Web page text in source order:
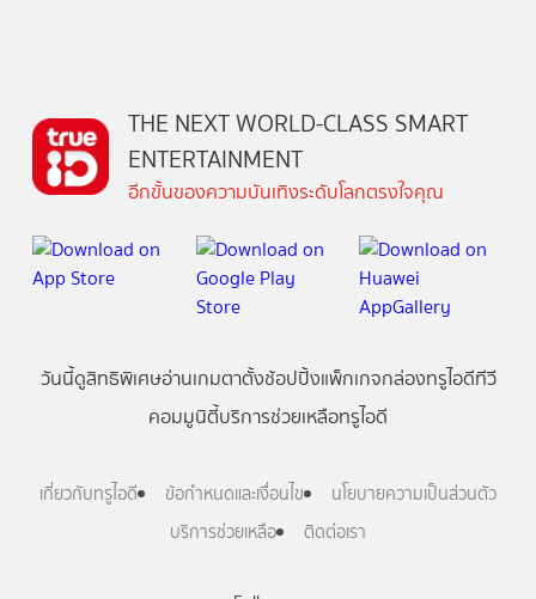
THE NEXT WORLD-CLASS SMART
ENTERTAINMENT
อีกขั้นของความบันเทิงระดับโลกตรงใจคุณ
วันนี้ดูสิทธิพิเศษอ่านเกมตาตั้งช้อปปิ้งแพ็กเกจกล่องทรูไอดีทีวี
คอมมูนิตี้บริการช่วยเหลือทรูไอดี
เกี่ยวกับทรูไอดี ข้อกำหนดและเงื่อนไข
นโยบายความเป็นส่วนตัว
บริการช่วยเหลือ
ติดต่อเรา